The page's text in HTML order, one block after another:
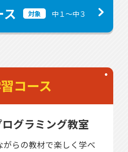
ス 対象 中１〜中３
コース
ログラミング教室
がらの教材で楽しく学べ